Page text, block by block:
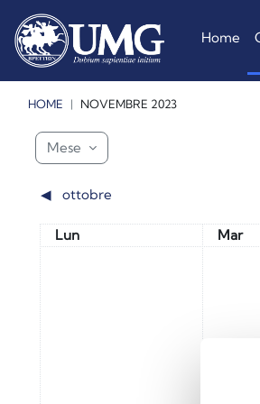
Home
HOME NOVEMBRE 2023
Blocchi
Blocchi
Blocchi
Mese
◀︎ ottobre
Lunedi
Lun Martedì
Mar